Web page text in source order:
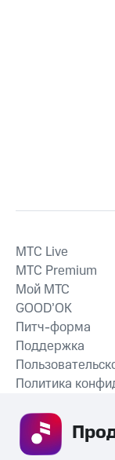
MTС Live
MTС Premium
Мой МТС
GOOD’OK
Питч-форма
Поддержка
Политика